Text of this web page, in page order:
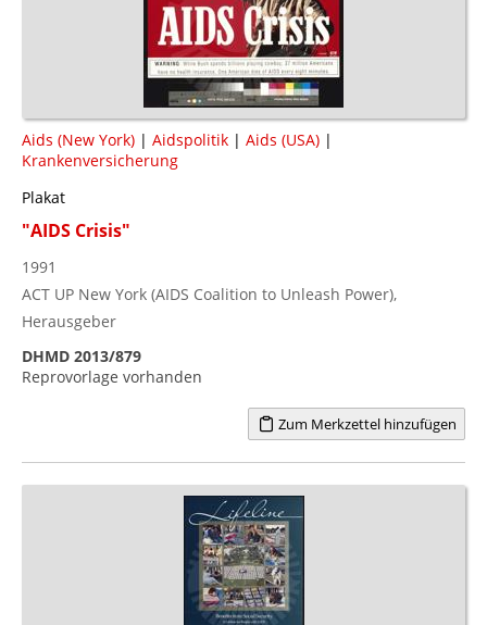
Aids (New York) | Aidspolitik | Aids (USA) |
Krankenversicherung
Plakat
"AIDS Crisis"
1991
ACT UP New York (AIDS Coalition to Unleash Power),
Herausgeber
DHMD 2013/879
Reprovorlage vorhanden
Zum Merkzettel hinzufügen